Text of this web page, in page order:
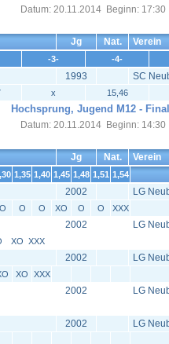
Datum: 20.11.2014 Beginn: 17:30
Jg Nat. Verein
-3- -4-
1993 SC
x 15,46
Hochsprung, Jugend M12 -
Datum: 20.11.2014 Beginn: 14:30
Jg Nat. Verein
1,35 1,40 1,45 1,48 1,51 1,54
2002 LG
O O O XO O O XXX
2002 LG
XO XXX
2002 LG
XO XXX
2002 LG
2002 LG